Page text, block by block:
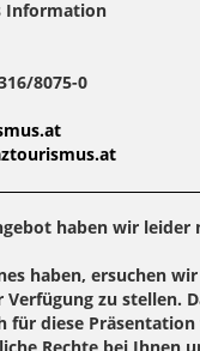
Information
8075-0
haben wir leider
haben, ersuchen
Verfügung zu stellen.
für diese Präsentation